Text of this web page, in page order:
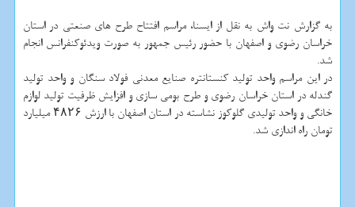
به گزارش نت واش به نقل از ایسنا، مراسم افتتاح طرح های صنعتی در استان
خراسان رضوی و اصفهان با حضور رئیس جمهور به صورت ویدئوکنفرانس انجام
شد.
در این مراسم واحد تولید کنستانتره صنایع معدنی فولاد سنگان و واحد تولید
گندله در استان خراسان رضوی و طرح بومی سازی و افزایش ظرفیت تولید لوازم
خانگی و واحد تولیدی گلوکوز نشاسته در استان اصفهان با ارزش ۴۸۲۶ میلیارد
تومان راه اندازی شد.